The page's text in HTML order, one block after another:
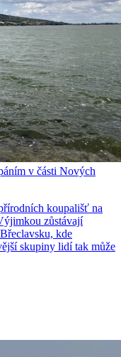
v části Nových
koupališť na
zůstávají
kde
skupiny lidí tak může